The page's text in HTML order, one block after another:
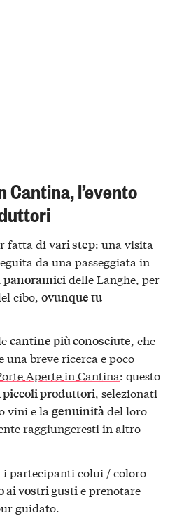
Cantina, l’evento
fatta divari step: una visita
da una passeggiata in
panoramicidelle Langhe, per
cibo,ovunque tu
cantine più conosciute, che
breve ricerca e poco
Aperte in Cantina: questo
piccoli produttori, selezionati
vini e lagenuinitàdel loro
raggiungeresti in altro
i partecipanti colui / coloro
ai vostri gustie prenotare
guidato.